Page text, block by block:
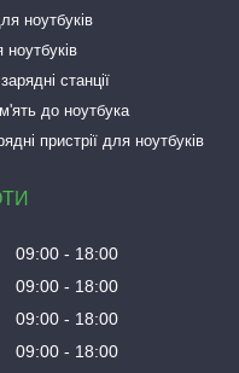
ноутбуків
ноутбуків
станції
до ноутбука
пристрії для ноутбуків
09:00
18:00
09:00
18:00
09:00
18:00
09:00
18:00